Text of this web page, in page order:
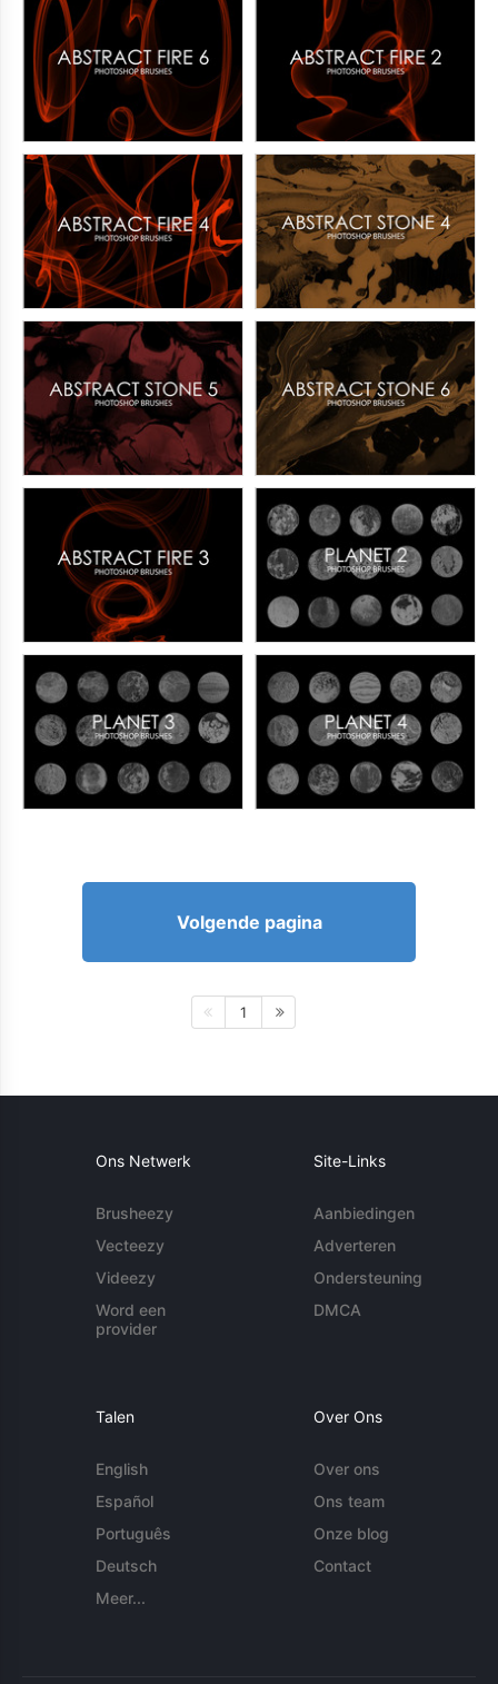
Volgende pagina
1
Ons Netwerk
Brusheezy
Vecteezy
Videezy
Word een
provider
Site-Links
Aanbiedingen
Adverteren
Ondersteuning
DMCA
Talen
English
Español
Português
Deutsch
Meer...
Over Ons
Over ons
Ons team
Onze blog
Contact